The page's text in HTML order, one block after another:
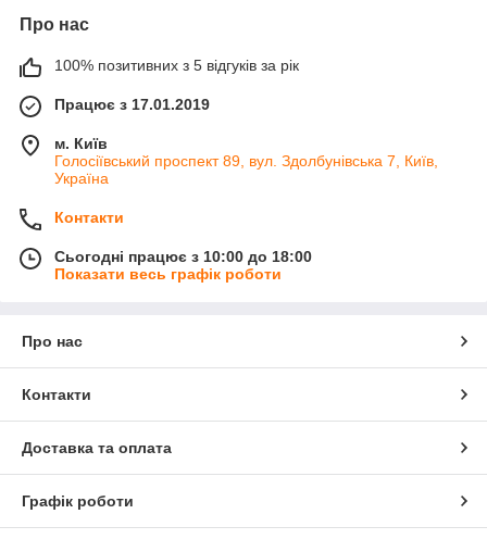
Про нас
100% позитивних з 5 відгуків за рік
Працює з 17.01.2019
м. Київ
Голосіївський проспект 89, вул. Здолбунівська 7, Київ,
Україна
Контакти
Сьогодні працює з 10:00 до 18:00
Показати весь графік роботи
Про нас
Контакти
Доставка та оплата
Графік роботи